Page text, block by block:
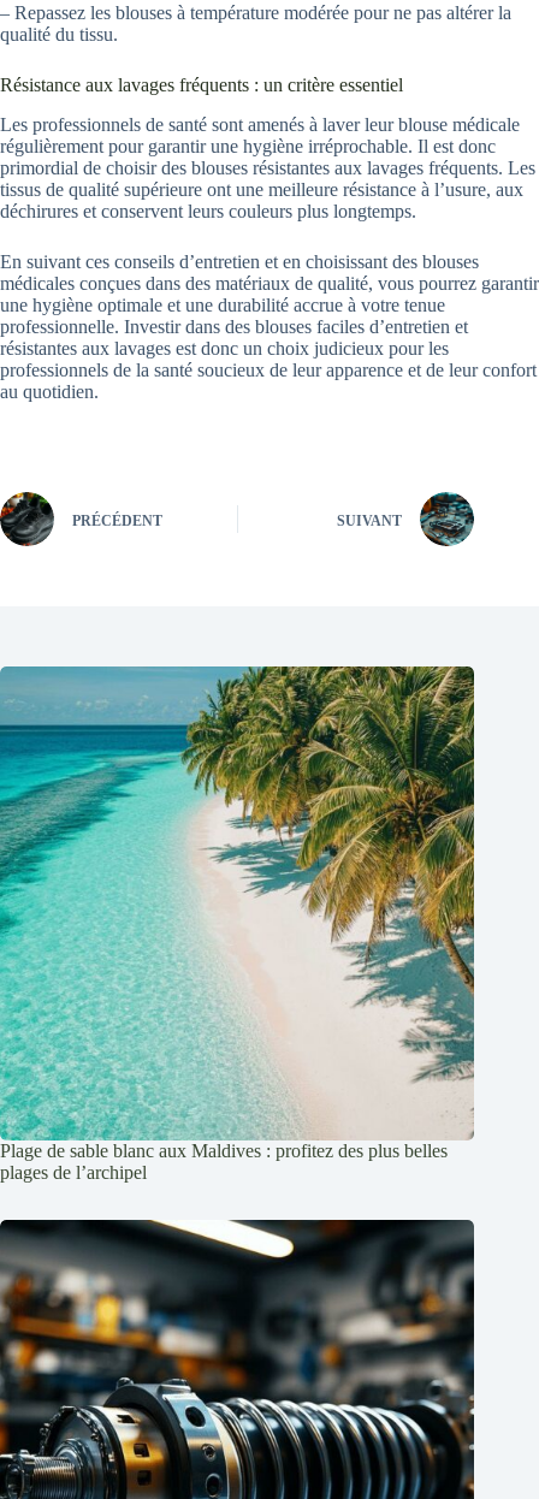
– Repassez les blouses à température modérée pour ne pas altérer la
qualité du tissu.
Résistance aux lavages fréquents : un critère essentiel
Les professionnels de santé sont amenés à laver leur blouse médicale
régulièrement pour garantir une hygiène irréprochable. Il est donc
primordial de choisir des blouses résistantes aux lavages fréquents. Les
tissus de qualité supérieure ont une meilleure résistance à l’usure, aux
déchirures et conservent leurs couleurs plus longtemps.
En suivant ces conseils d’entretien et en choisissant des blouses
médicales conçues dans des matériaux de qualité, vous pourrez garantir
une hygiène optimale et une durabilité accrue à votre tenue
professionnelle. Investir dans des blouses faciles d’entretien et
résistantes aux lavages est donc un choix judicieux pour les
professionnels de la santé soucieux de leur apparence et de leur confort
au quotidien.
PRÉCÉDENT SUIVANT
Plage de sable blanc aux Maldives : profitez des plus belles
plages de l’archipel